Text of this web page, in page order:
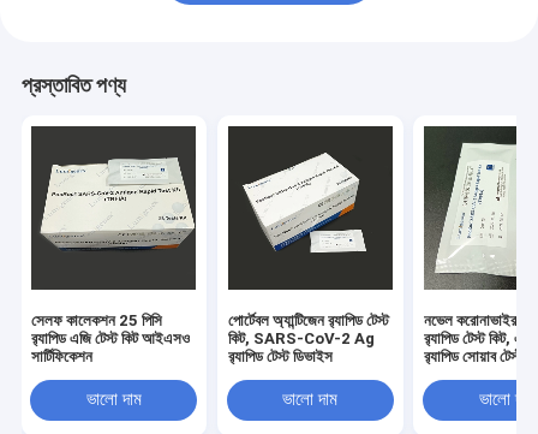
প্রস্তাবিত পণ্য
সেলফ কালেকশন 25 পিসি
র‌্যাপিড এজি টেস্ট কিট আইএসও
সার্টিফিকেশন
ভালো দাম
পোর্টেবল অ্যান্টিজেন র‌্যাপিড টেস্ট
কিট, SARS-CoV-2 Ag
র‌্যাপিড টেস্ট ডিভাইস
ভালো দাম
নভেল করোনাভাইরাস
র‌্যাপিড টেস্ট কিট,
র‌্যাপিড সোয়াব টেস্ট
ভালো দাম